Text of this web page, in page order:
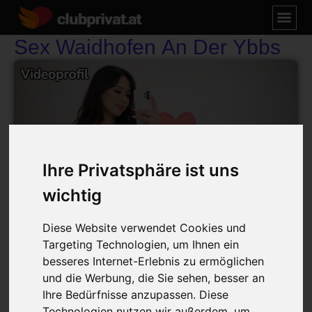
Ihre Privatsphäre ist uns
wichtig
Diese Website verwendet Cookies und
Targeting Technologien, um Ihnen ein
besseres Internet-Erlebnis zu ermöglichen
und die Werbung, die Sie sehen, besser an
Ihre Bedürfnisse anzupassen. Diese
Sex Waidhofen An Der Ybbs
Sex Waidhofen an der Ybbs
Sexprofil Anzeigen